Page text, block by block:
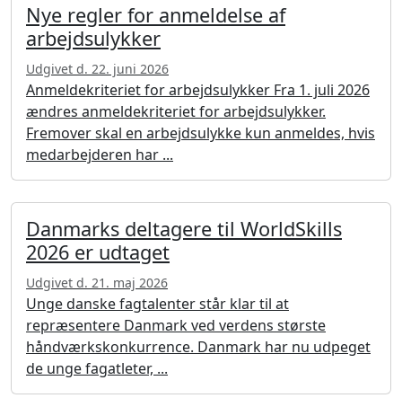
Nye regler for anmeldelse af
arbejdsulykker
Udgivet d. 22. juni 2026
Anmeldekriteriet for arbejdsulykker Fra 1. juli 2026
ændres anmeldekriteriet for arbejdsulykker.
Fremover skal en arbejdsulykke kun anmeldes, hvis
medarbejderen har ...
Danmarks deltagere til WorldSkills
2026 er udtaget
Udgivet d. 21. maj 2026
Unge danske fagtalenter står klar til at
repræsentere Danmark ved verdens største
håndværkskonkurrence. Danmark har nu udpeget
de unge fagatleter, ...